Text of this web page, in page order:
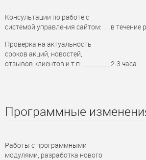
Консультации по работе с
системой управления сайтом:
в течение
Проверка на актуальность
сроков акций, новостей,
отзывов клиентов и т.п:
2-3 часа
Программные
Работы с программными
модулями, разработка нового